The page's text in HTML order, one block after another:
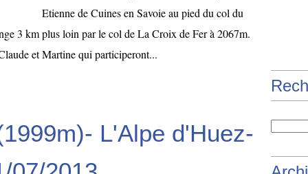
Etienne de Cuines en Savoie au pied du col du
3 km plus loin par le col de La Croix de Fer à 2067m.
et Martine qui participeront...
L'Alpe d'Huez-